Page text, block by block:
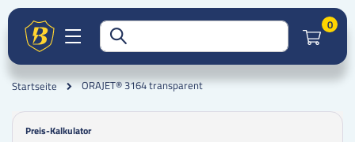
0
Startseite ORAJET® 3164 transparent
Preis-Kalkulator